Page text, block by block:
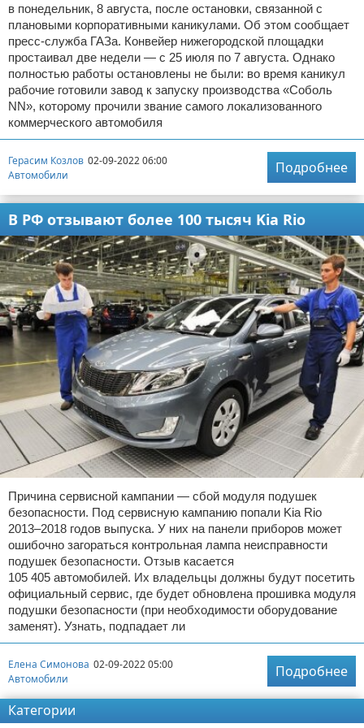
в понедельник, 8 августа, после остановки, связанной с
плановыми корпоративными каникулами. Об этом сообщает
пресс-служба ГАЗа. Конвейер нижегородской площадки
простаивал две недели — с 25 июля по 7 августа. Однако
полностью работы остановлены не были: во время каникул
рабочие готовили завод к запуску производства «Соболь
NN», которому прочили звание самого локализованного
коммерческого автомобиля
Герасим Козлов 02-09-2022 06:00
Автомобили
Подробнее
В РФ отзывают более 100 тысяч Kia Rio
Причина сервисной кампании — сбой модуля подушек
безопасности. Под сервисную кампанию попали Kia Rio
2013–2018 годов выпуска. У них на панели приборов может
ошибочно загораться контрольная лампа неисправности
подушек безопасности. Отзыв касается
105 405 автомобилей. Их владельцы должны будут посетить
официальный сервис, где будет обновлена прошивка модуля
подушки безопасности (при необходимости оборудование
заменят). Узнать, подпадает ли
Елена Симонова 02-09-2022 05:00
Автомобили
Подробнее
Категории